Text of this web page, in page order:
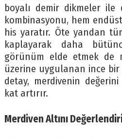
boyalı demir dikmeler ile
kombinasyonu, hem
his yaratır. Öte yandan
kaplayarak daha
görünüm elde etmek de
üzerine uygulanan ince bir
detay, merdivenin
kat artırır.
Merdiven Altını